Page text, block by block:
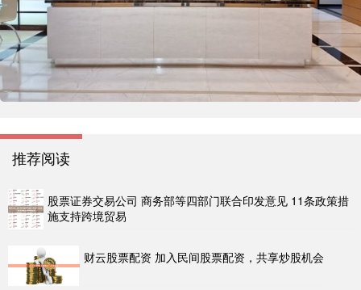
推荐阅读
股票证券交易公司 商务部等四部门联合印发意见 11条政策措
施支持跨境贸易
财云股票配资 加入民间股票配资，共享炒股机会